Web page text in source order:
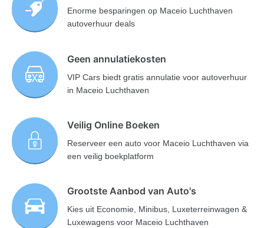
Enorme besparingen op Maceio Luchthaven
autoverhuur deals
Geen annulatiekosten
VIP Cars biedt gratis annulatie voor autoverhuur
in Maceio Luchthaven
Veilig Online Boeken
Reserveer een auto voor Maceio Luchthaven via
een veilig boekplatform
Grootste Aanbod van Auto's
Kies uit Economie, Minibus, Luxeterreinwagen &
Luxewagens voor Maceio Luchthaven